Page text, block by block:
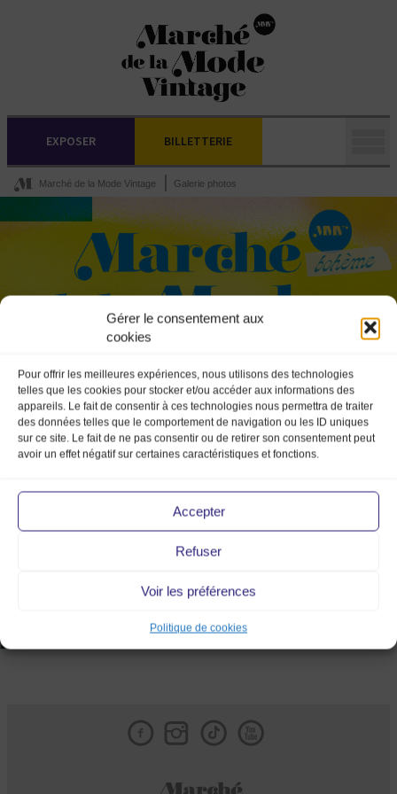
Gérer le consentement aux
cookies
Pour offrir les meilleures expériences, nous utilisons des technologies
telles que les cookies pour stocker et/ou accéder aux informations des
appareils. Le fait de consentir à ces technologies nous permettra de traiter
des données telles que le comportement de navigation ou les ID uniques
sur ce site. Le fait de ne pas consentir ou de retirer son consentement peut
avoir un effet négatif sur certaines caractéristiques et fonctions.
Accepter
Refuser
Voir les préférences
Politique de cookies
EXPOSER BILLETTERIE
Marché de la Mode Vintage Galerie photos